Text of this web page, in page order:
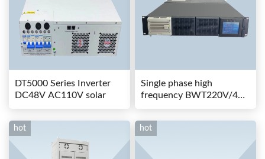
DT5000 Series Inverter
DC48V AC110V solar
Single phase high
frequency BWT220V/48-
80AS switching power
hot hot